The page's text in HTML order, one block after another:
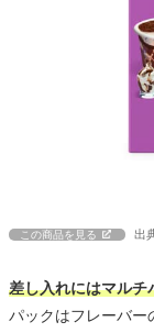
この商品を見る 出
差し入れにはマルチ
パックはフレーバー